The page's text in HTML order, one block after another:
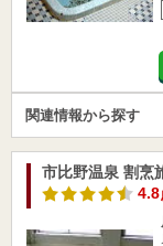
関連情報から探す
市比野温泉 割烹
4.8